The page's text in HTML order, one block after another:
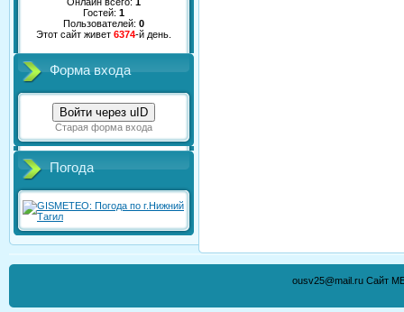
Гостей: 1
Пользователей: 0
Этот сайт живет 6374-й день.
Форма входа
Войти через uID
Старая форма входа
Погода
ousv25@mail.ru Сайт